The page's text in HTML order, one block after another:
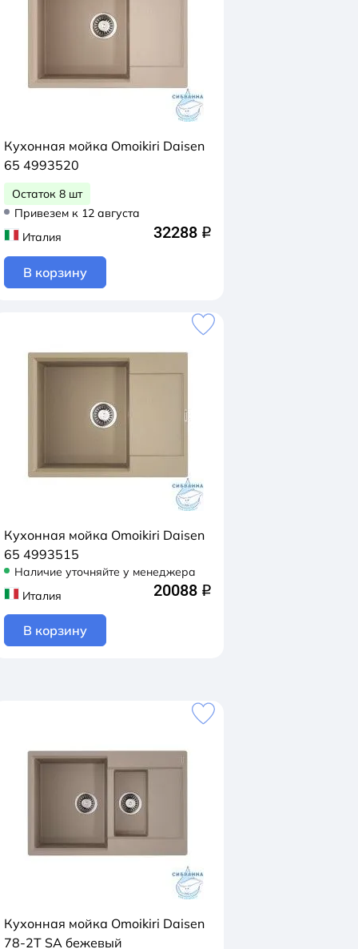
Кухонная мойка Omoikiri Daisen
65 4993520
Остаток 8 шт
Привезем к 12 августа
Италия
32288 q
В корзину
Кухонная мойка Omoikiri Daisen
65 4993515
Наличие уточняйте у менеджера
Италия
20088 q
В корзину
Кухонная мойка Omoikiri Daisen
78-2T SA бежевый